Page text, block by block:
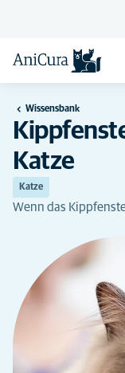
Wissensbank
Katze
Katze
Wenn das